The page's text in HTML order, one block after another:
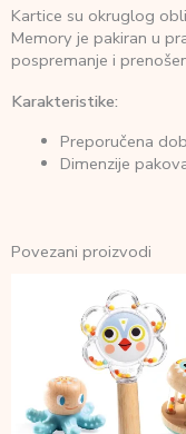
Kartice su okruglog
Memory je pakiran u
pospremanje i
Karakteristike:
Preporučena
Dimenzije
Povezani proizvodi